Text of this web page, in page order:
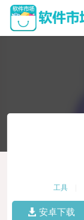
工具
安卓下载